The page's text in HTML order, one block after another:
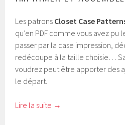
Les patrons Closet Case
qu’en PDF comme vous avez pu
passer par la case impression,
redécoupe à la taille choisie…
voudrez peut être apporter des
le départ.
Lire la suite →